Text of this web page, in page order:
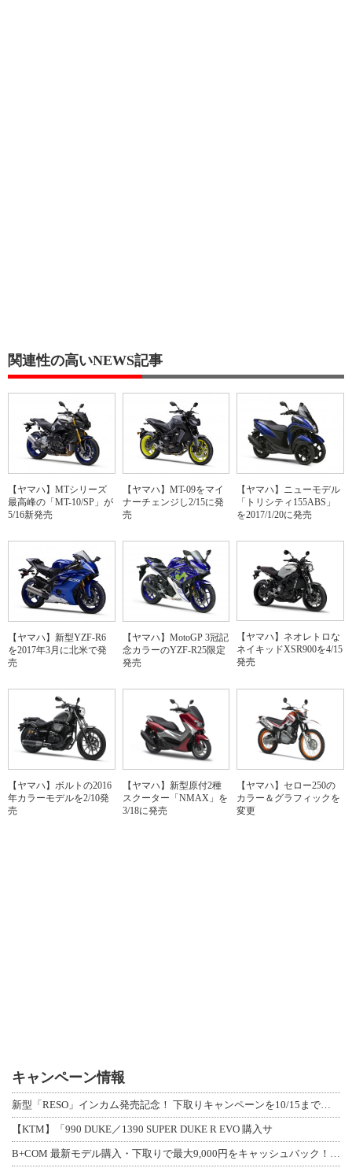
関連性の高いNEWS記事
【ヤマハ】MTシリーズ
最高峰の「MT-10/SP」が
5/16新発売
【ヤマハ】MT-09をマイ
ナーチェンジし2/15に発
売
【ヤマハ】ニューモデル
「トリシティ155ABS」
を2017/1/20に発売
【ヤマハ】新型YZF-R6
を2017年3月に北米で発
売
【ヤマハ】MotoGP 3冠記
念カラーのYZF-R25限定
発売
【ヤマハ】ネオレトロな
ネイキッドXSR900を4/15
発売
【ヤマハ】ボルトの2016
年カラーモデルを2/10発
売
【ヤマハ】新型原付2種
スクーター「NMAX」を
3/18に発売
【ヤマハ】セロー250の
カラー＆グラフィックを
変更
キャンペーン情報
新型「RESO」インカム発売記念！ 下取りキャンペーンを10/15まで延長して開
【KTM】「990 DUKE／1390 SUPER DUKE R EVO 購入サ
B+COM 最新モデル購入・下取りで最大9,000円をキャッシュバック！「B+F